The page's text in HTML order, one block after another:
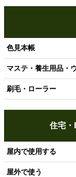
色見本帳
マステ・養生用品・
刷毛・ローラー
住宅
屋内で使用する
屋外で使う